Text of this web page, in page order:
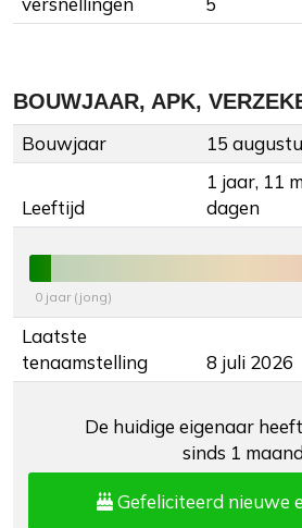
BOUWJAAR, APK,
Bouwjaar 15
Leeftijd
1 jaar, 11
dagen
0 jaar (jong)
Laatste
tenaamstelling
8 juli 2026
De huidige eigenaar
sinds 1
Gefeliciteerd nieuwe